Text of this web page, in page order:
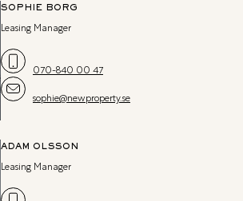
SOPHIE BORG
Leasing Manager
070-840 00 47
sophie@newproperty.se
ADAM OLSSON
Leasing Manager